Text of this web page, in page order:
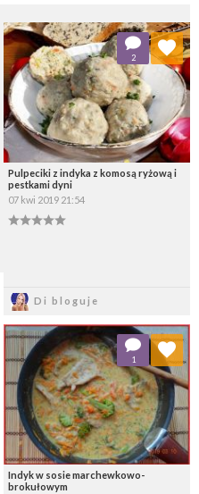
Pulpeciki z indyka z komosą ryżową i
pestkami dyni
07 kwi 2019 21:54
Di bloguje
2
Dodaj do ulubionych
Wybierz listę:
Indyk w sosie marchewkowo-
brokułowym
1
Dodaj do ulubionych
Wybierz listę: